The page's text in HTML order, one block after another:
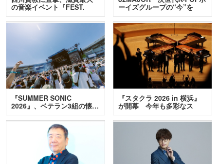
の音楽イベント『FEST.
INA…
ーイズグループの“今”を
訊…
『SUMMER SONIC
2026』、ベテラン3組の懐…
『スタクラ 2026 in 横浜』
が開幕 今年も多彩なス
テ…